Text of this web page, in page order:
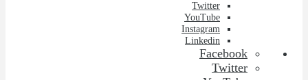
Twitter
YouTube
Instagram
Linkedin
Facebook
Twitter